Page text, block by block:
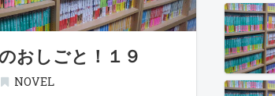
おしごと！１９
NOVEL